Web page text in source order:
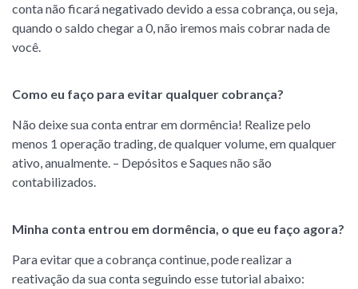
conta não ficará negativado devido a essa cobrança, ou seja,
quando o saldo chegar a 0, não iremos mais cobrar nada de
você.
Como eu faço para evitar qualquer cobrança?
Não deixe sua conta entrar em dormência! Realize pelo
menos 1 operação trading, de qualquer volume, em qualquer
ativo, anualmente. – Depósitos e Saques não são
contabilizados.
Minha conta entrou em dormência, o que eu faço agora?
Para evitar que a cobrança continue, pode realizar a
reativação da sua conta seguindo esse tutorial abaixo: